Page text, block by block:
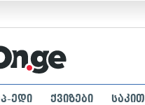
ედი ქვიზები